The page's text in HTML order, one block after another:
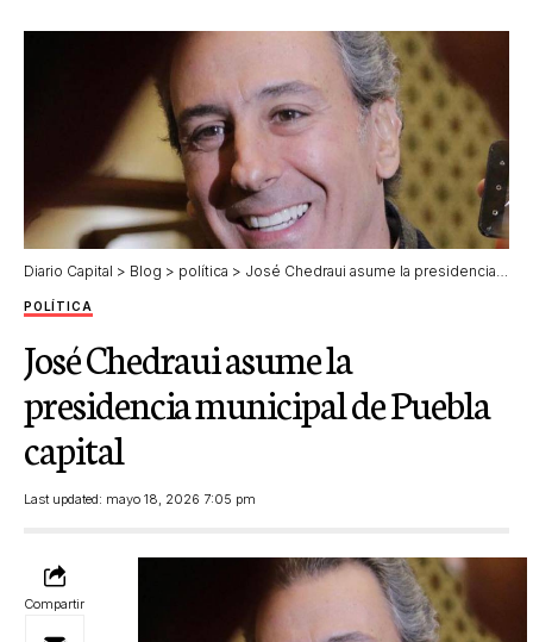
Diario Capital > Blog > política > José Chedraui asume la presidencia municipal de Puebla capital
POLÍTICA
José Chedraui asume la
presidencia municipal de Puebla
capital
Last updated: mayo 18, 2026 7:05 pm
Compartir